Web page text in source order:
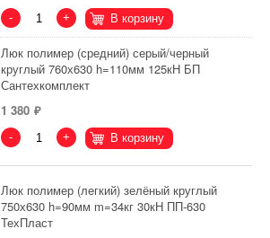
- + В корзину
Люк полимер (средний) серый/черный
круглый 760х630 h=110мм 125кН БП
Сантехкомплект
1 380
- + В корзину
Люк полимер (легкий) зелёный круглый
750х630 h=90мм m=34кг 30кН ПП-630
ТехПласт